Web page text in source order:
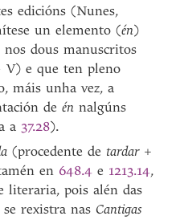
edicións (Nunes,
un elemento (én)
dous manuscritos
V) e que ten pleno
máis unha vez, a
deén nalgúns
a 37.28).
(procedente detardar+
en 648.4 e 1213.14,
literaria, pois alén das
se rexistra nasCantigas